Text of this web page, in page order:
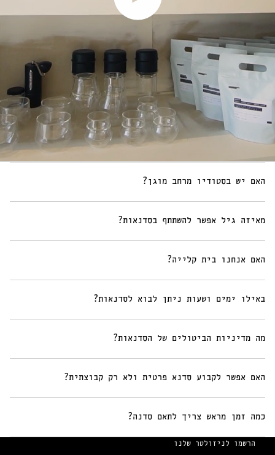
האם יש בסטודיו מרחב מוגן?
מאיזה גיל אפשר להשתתף בסדנאות?
האם אנחנו בית קלייה?
באילו ימים ושעות ניתן לבוא לסדנאות?
מה מדיניות הביטולים של הסדנאות?
האם אפשר לקבוע סדנא פרטית ולא רק קבוצתית?
כמה זמן מראש צריך לתאם סדנה?
הרשמו לניזולטר שלנו